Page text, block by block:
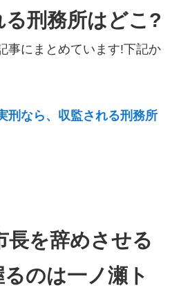
る刑務所はどこ?
事にまとめています!下記か
刑なら、収監される刑務所
長を辞めさせる
のは一ノ瀬ト